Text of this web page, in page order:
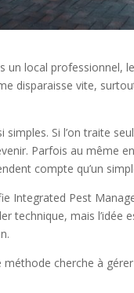
un local
disparaisse vite,
Si l’on traite
Parfois au même
compte qu’un
Integrated Pest
technique, mais l’idée
méthode cherche à